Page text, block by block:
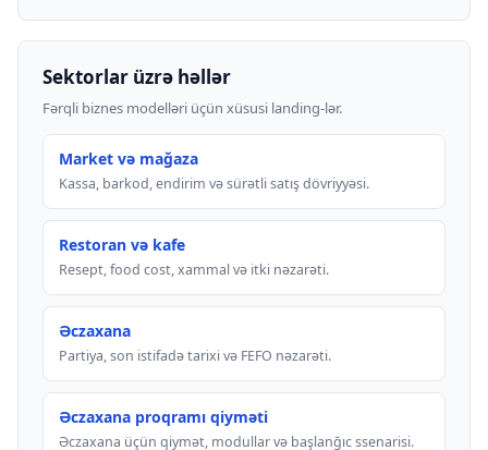
Sektorlar üzrə həllər
Fərqli biznes modelləri üçün xüsusi landing-lər.
Market və mağaza
Kassa, barkod, endirim və sürətli satış dövriyyəsi.
Restoran və kafe
Resept, food cost, xammal və itki nəzarəti.
Əczaxana
Partiya, son istifadə tarixi və FEFO nəzarəti.
Əczaxana proqramı qiyməti
Əczaxana üçün qiymət, modullar və başlanğıc ssenarisi.